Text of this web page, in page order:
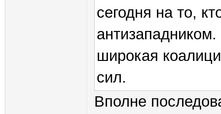
сегодня на то,
широкая
сил.
Вполне